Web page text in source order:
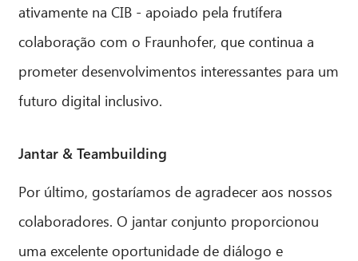
ativamente na CIB - apoiado pela frutífera
colaboração com o Fraunhofer, que continua a
prometer desenvolvimentos interessantes para um
futuro digital inclusivo.
Jantar & Teambuilding
Por último, gostaríamos de agradecer aos nossos
colaboradores. O jantar conjunto proporcionou
uma excelente oportunidade de diálogo e